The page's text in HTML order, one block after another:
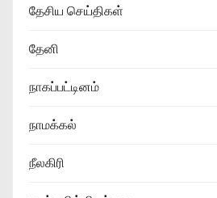
தேசிய செய்திகள்
தேனி
நாகப்பட்டினம்
நாமக்கல்
நீலகிரி